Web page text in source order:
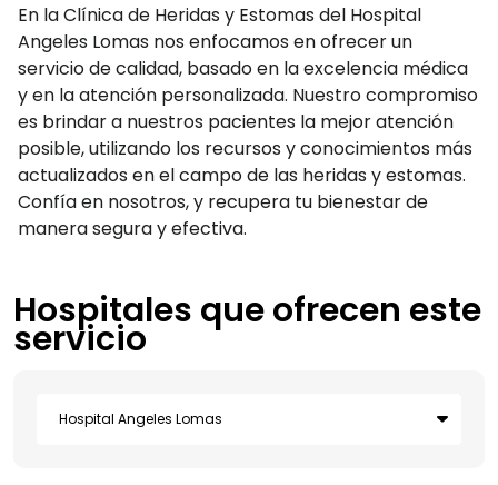
En la Clínica de Heridas y Estomas del Hospital
Angeles Lomas nos enfocamos en ofrecer un
servicio de calidad, basado en la excelencia médica
y en la atención personalizada. Nuestro compromiso
es brindar a nuestros pacientes la mejor atención
posible, utilizando los recursos y conocimientos más
actualizados en el campo de las heridas y estomas.
Confía en nosotros, y recupera tu bienestar de
manera segura y efectiva.
Hospitales que ofrecen este
servicio